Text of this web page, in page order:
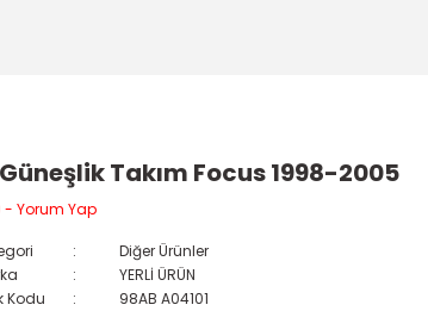
Takım Focus 1998-2005
- Yorum Yap
Diğer Ürünler
YERLİ ÜRÜN
Kodu
98AB A04101